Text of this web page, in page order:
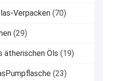
Verpacken (70)
(29)
ätherischen Öls (19)
(23)